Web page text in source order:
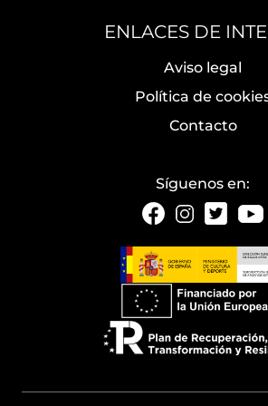
ENLACES DE
Aviso legal
Política de
Contacto
Síguenos en: